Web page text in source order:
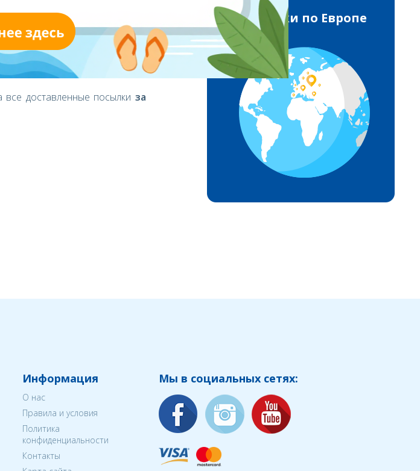
доставленные посылки за
Доставки по Европе
Информация
О нас
Правила и условия
Политика
конфиденциальности
Контакты
Мы в социальных сетях: